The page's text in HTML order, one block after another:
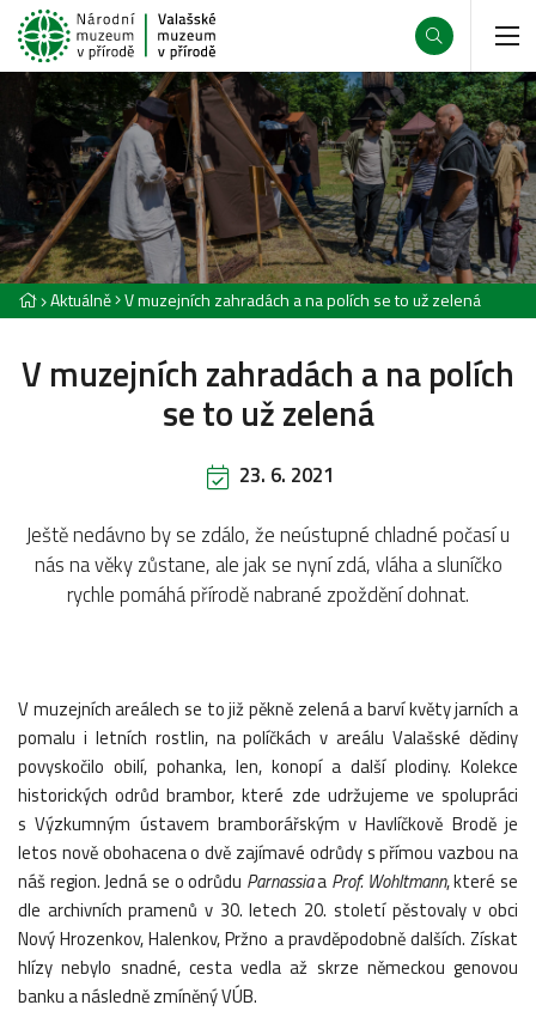
Aktuálně V muzejních zahradách a na polích se to už zelená
V muzejních zahradách a na polích
se to už zelená
23. 6. 2021
Ještě nedávno by se zdálo, že neústupné chladné počasí u
nás na věky zůstane, ale jak se nyní zdá, vláha a sluníčko
rychle pomáhá přírodě nabrané zpoždění dohnat.
V muzejních areálech se to již pěkně zelená a barví květy jarních a
pomalu i letních rostlin, na políčkách v areálu Valašské dědiny
povyskočilo obilí, pohanka, len, konopí a další plodiny. Kolekce
historických odrůd brambor, které zde udržujeme ve spolupráci
s Výzkumným ústavem bramborářským v Havlíčkově Brodě je
letos nově obohacena o dvě zajímavé odrůdy s přímou vazbou na
náš region. Jedná se o odrůdu Parnassiaa Prof. Wohltmann, které se
dle archivních pramenů v 30. letech 20. století pěstovaly v obci
Nový Hrozenkov, Halenkov, Pržno a pravděpodobně dalších. Získat
hlízy nebylo snadné, cesta vedla až skrze německou genovou
banku a následně zmíněný VÚB.